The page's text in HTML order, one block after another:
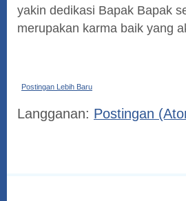
yakin dedikasi Bapak Bapak
merupakan karma baik yang
Postingan Lebih Baru
Langganan: Postingan